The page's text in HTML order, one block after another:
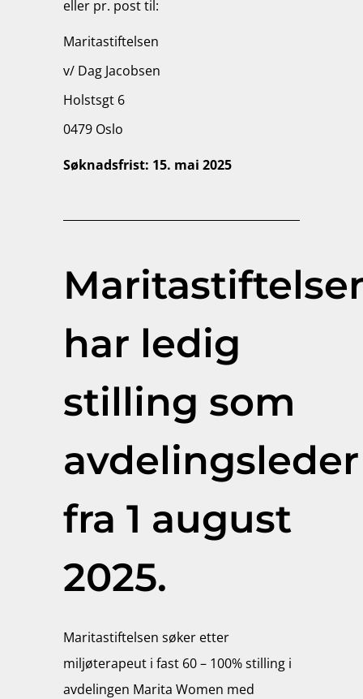
eller pr. post til:
Maritastiftelsen
v/ Dag Jacobsen
Holstsgt 6
0479 Oslo
Søknadsfrist: 15. mai 2025
har ledig
stilling som
avdelingsleder
fra 1 august
2025.
Maritastiftelsen søker etter
miljøterapeut i fast 60 – 100% stilling i
avdelingen Marita Women med